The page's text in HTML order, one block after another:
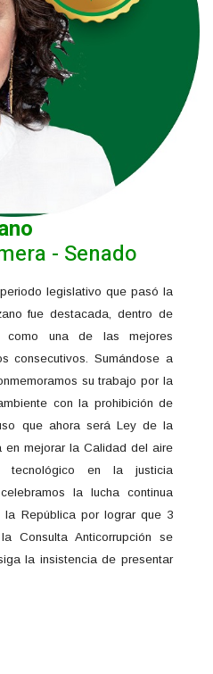
- Senado
legislativo que pasó la
fue destacada, dentro de
como una de las mejores
consecutivos. Sumándose a
su trabajo por la
con la prohibición de
que ahora será Ley de la
en mejorar la Calidad del aire
en la justicia
la lucha continua
República por lograr que 3
Consulta Anticorrupción se
la insistencia de presentar